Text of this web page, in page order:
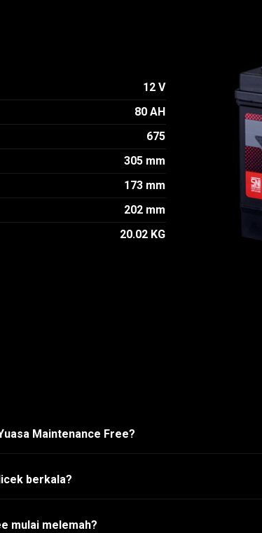
12 V
80 AH
675
305 mm
173 mm
202 mm
20.02 KG
Maintenance Free?
berkala?
mulai melemah?